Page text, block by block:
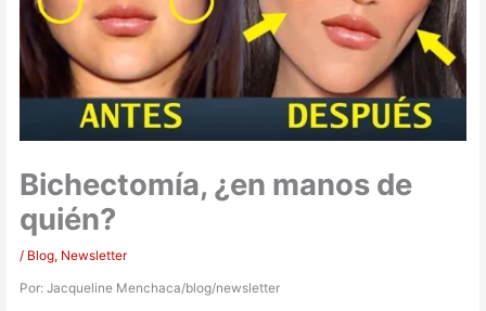
Bichectomía, ¿en manos de
quién?
/ Blog, Newsletter
Por: Jacqueline Menchaca/blog/newsletter